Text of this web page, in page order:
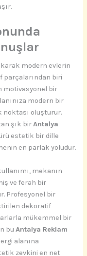
modern evlerin
parçalarından biri
motivasyonel bir
modern bir
noktası oluşturur.
şık birAntalya
estetik bir dille
en parlak yoludur.
mekanın
ve ferah bir
Profesyonel bir
dekoratif
mükemmel bir
buAntalya Reklam
alanına
zevkini en net